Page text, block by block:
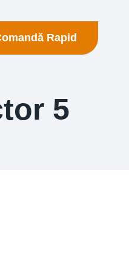
Rapid
5